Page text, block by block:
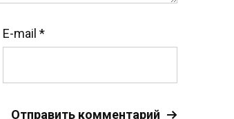
E-mail *